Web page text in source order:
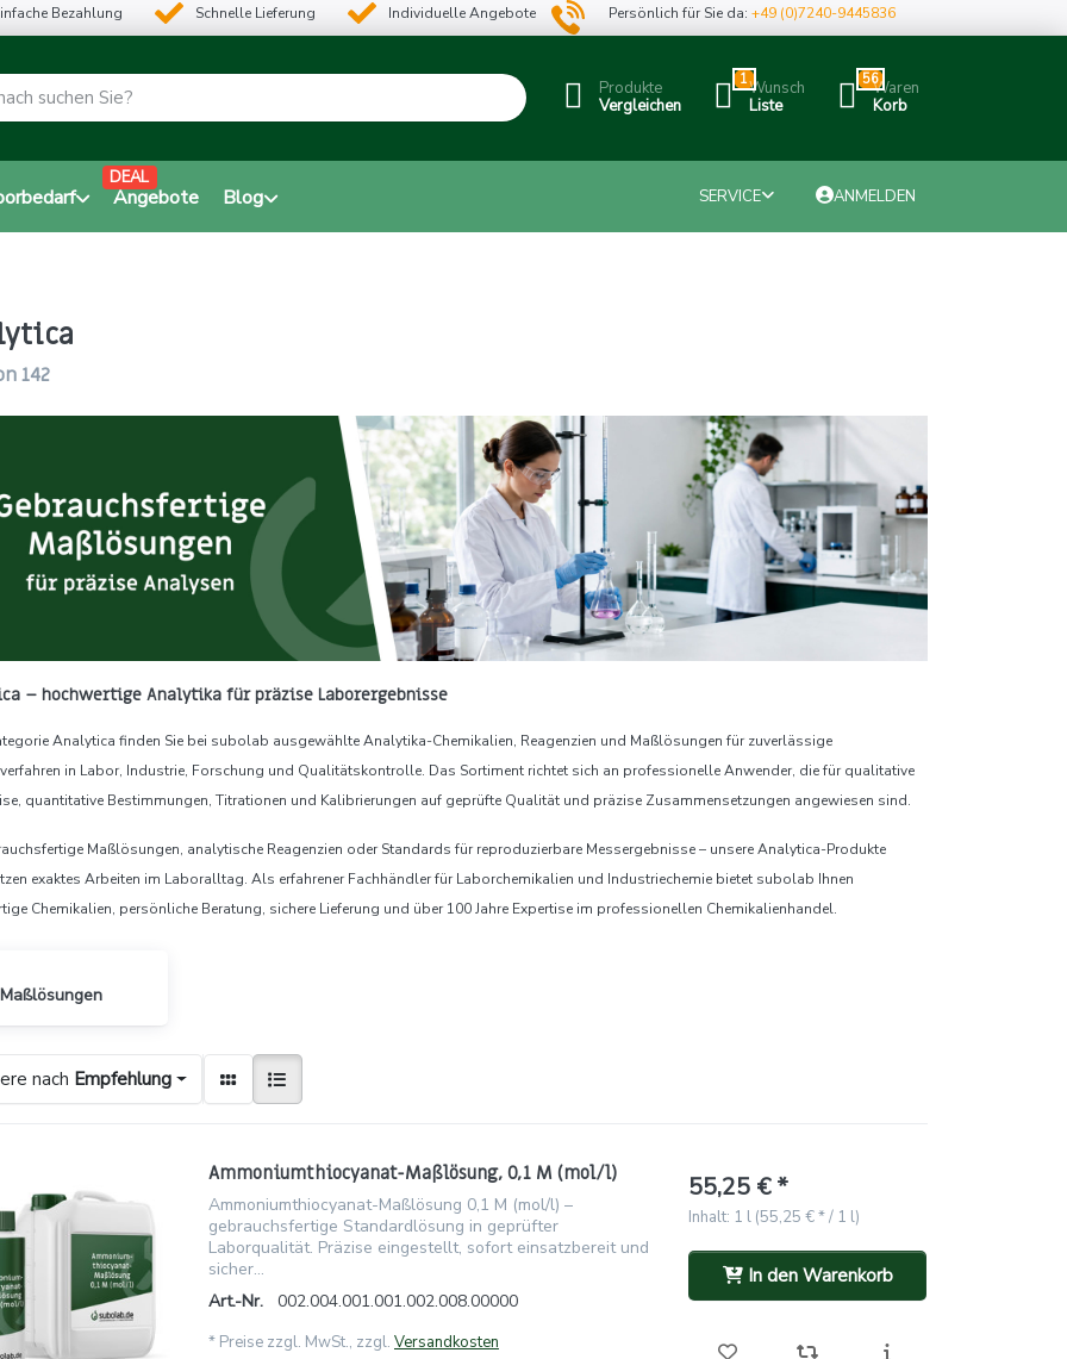
Bezahlung Schnelle Lieferung Individuelle Angebote Persönlich für Sie da:+49 (0)7240-9445836
Produkte
Vergleichen
1Wunsch
Liste
56Waren
Korb
Angebote
DEAL
Blog SERVICE ANMELDEN
142
– hochwertige Analytika für präzise Laborergebnisse
Analytica finden Sie bei subolab ausgewählte Analytika-Chemikalien, Reagenzien und Maßlösungen für zuverlässige
in Labor, Industrie, Forschung und Qualitätskontrolle. Das Sortiment richtet sich an professionelle Anwender, die für qualitative
quantitative Bestimmungen, Titrationen und Kalibrierungen auf geprüfte Qualität und präzise Zusammensetzungen angewiesen sind.
Maßlösungen, analytische Reagenzien oder Standards für reproduzierbare Messergebnisse – unsere Analytica-Produkte
exaktes Arbeiten im Laboralltag. Als erfahrener Fachhändler für Laborchemikalien und Industriechemie bietet subolab Ihnen
Chemikalien, persönliche Beratung, sichere Lieferung und über 100 Jahre Expertise im professionellen Chemikalienhandel.
Maßlösungen
nach Empfehlung
Ammoniumthiocyanat-Maßlösung, 0,1 M (mol/l)
Ammoniumthiocyanat-Maßlösung 0,1 M (mol/l) –
gebrauchsfertige Standardlösung in geprüfter
Laborqualität. Präzise eingestellt, sofort einsatzbereit und
sicher...
Art.-Nr.
002.004.001.001.002.008.00000
* Preise zzgl. MwSt., zzgl. Versandkosten
55,25 € *
Inhalt: 1 l (55,25 € * / 1 l)
In den Warenkorb